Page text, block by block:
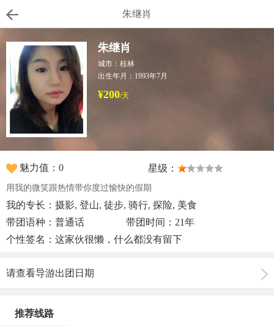
朱继肖
朱继肖
城市：桂林
出生年月：1993年7月
¥200/天
魅力值：0 星级：
用我的微笑跟热情带你度过愉快的假期
我的专长：摄影, 登山, 徒步, 骑行, 探险, 美食
带团语种：普通话
带团时间：21年
个性签名：这家伙很懒，什么都没有留下
请查看导游出团日期
推荐线路